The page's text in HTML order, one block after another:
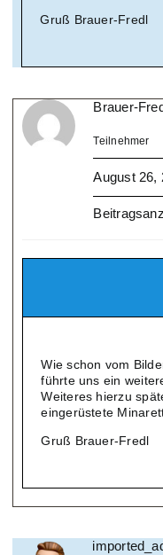
Gruß Brauer-Fredl
Brauer-
Teilnehmer
August 26,
Wie schon vom
führte uns ein
Weiteres hierzu
eingerüstete
Gruß Brauer-Fredl